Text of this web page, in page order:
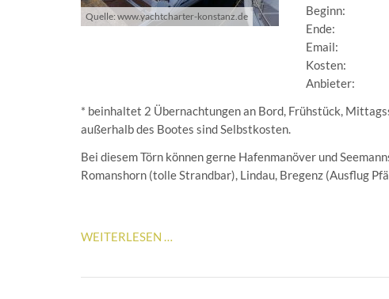
Quelle: www.yachtcharter-konstanz.de
Beginn:
Ende:
Email:
Kosten:
Anbieter:
* beinhaltet 2 Übernachtungen an Bord, Frühstück,
außerhalb des Bootes sind Selbstkosten.
Bei diesem Törn können gerne Hafenmanöver und
Romanshorn (tolle Strandbar), Lindau, Bregenz (Ausflug
WEITERLESEN …